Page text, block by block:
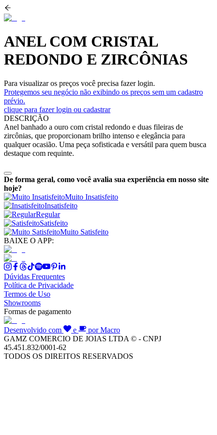
ANEL COM CRISTAL
REDONDO E ZIRCÔNIAS
Para visualizar os preços você precisa fazer login.
Protegemos seu negócio não exibindo os preços sem um cadastro
prévio.
clique para fazer login ou cadastrar
DESCRIÇÃO
Anel banhado a ouro com cristal redondo e duas fileiras de
zircônias, que proporcionam brilho intenso e elegância para
qualquer ocasião. Uma peça sofisticada e versátil para quem busca
destaque com requinte.
De forma geral, como você avalia sua experiência em nosso site
hoje?
Muito Insatisfeito
Insatisfeito
Regular
Satisfeito
Muito Satisfeito
BAIXE O APP:
Dúvidas Frequentes
Política de Privacidade
Termos de Uso
Showrooms
Formas de pagamento
Desenvolvido com e
por Macro
GAMZ COMERCIO DE JOIAS LTDA © - CNPJ
45.451.832/0001-62
TODOS OS DIREITOS RESERVADOS